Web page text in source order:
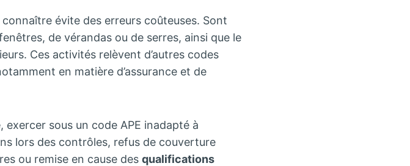
évite des erreurs coûteuses. Sont
de vérandas ou de serres, ainsi que le
Ces activités relèvent d’autres codes
en matière d’assurance et de
exercer sous un code APE inadapté à
lors des contrôles, refus de couverture
ou remise en cause des qualifications